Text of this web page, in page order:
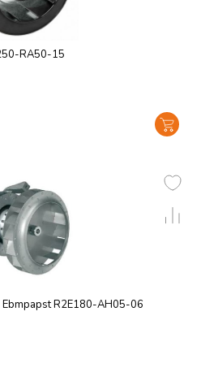
RA50-15
R2E180-AH05-06